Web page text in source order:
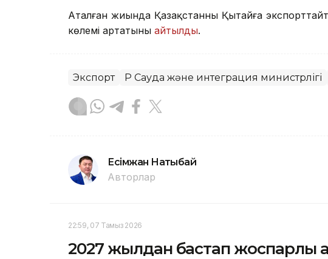
Аталған жиында Қазақстанның Қытайға
көлемі артатыны айтылды.
Экспорт ҚР Сауда және интеграция министрлігі
Есімжан Нақтыбай
Авторлар
22:59, 07 Тамыз 2026
2027 жылдан бастап жоспарлы